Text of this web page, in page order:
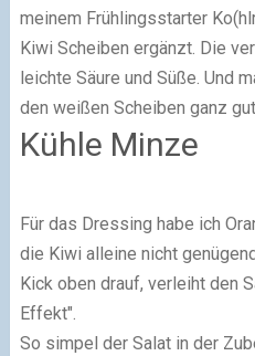
meinem Frühlingsstarter
Kiwi Scheiben ergänzt. Die
leichte Säure und Süße. Und
den weißen Scheiben ganz gut.
Kühle Minze
Für das Dressing habe ich
die Kiwi alleine nicht
Kick oben drauf, verleiht den
Effekt".
So simpel der Salat in der